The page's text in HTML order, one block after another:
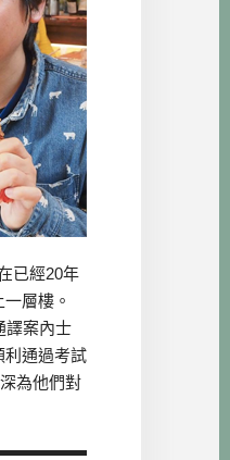
已經20年
層樓。
譯案內士
利通過考試
為他們對